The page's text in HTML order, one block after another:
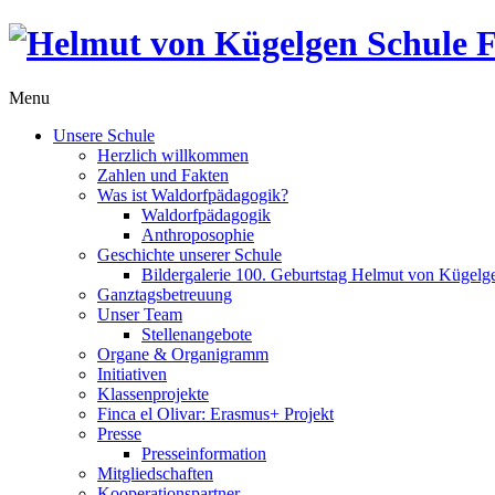
Menu
Unsere Schule
Herzlich willkommen
Zahlen und Fakten
Was ist Waldorfpädagogik?
Waldorfpädagogik
Anthroposophie
Geschichte unserer Schule
Bildergalerie 100. Geburtstag Helmut von
Ganztagsbetreuung
Unser Team
Stellenangebote
Organe & Organigramm
Initiativen
Klassenprojekte
Finca el Olivar: Erasmus+ Projekt
Presse
Presseinformation
Mitgliedschaften